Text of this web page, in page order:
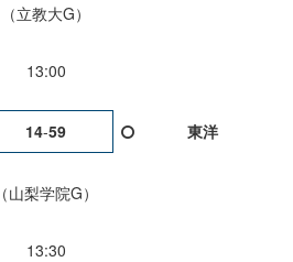
立教大G
13:00
14-59 東洋
山梨学院G
13:30